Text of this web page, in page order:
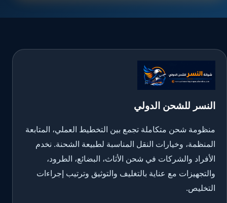
النسر للشحن الدولي
منظومة شحن متكاملة تجمع بين التخطيط العملي، المتابعة
المنظمة، وخيارات النقل المناسبة لطبيعة الشحنة. نخدم
الأفراد والشركات في شحن الأثاث، البضائع، الطرود،
والتجهيزات مع عناية بالتغليف والتوثيق وترتيب إجراءات
التخليص.